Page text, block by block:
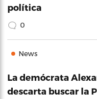
política
0
News
La demócrata
descarta buscar la